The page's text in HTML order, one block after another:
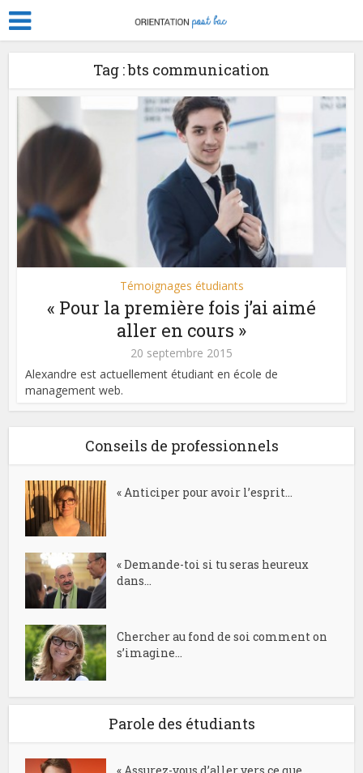
Tag : bts communication
Témoignages étudiants
« Pour la première fois j’ai aimé
aller en cours »
20 septembre 2015
Alexandre est actuellement étudiant en école de
management web.
Conseils de professionnels
« Anticiper pour avoir l’esprit...
« Demande-toi si tu seras heureux
dans...
Chercher au fond de soi comment on
s’imagine...
Parole des étudiants